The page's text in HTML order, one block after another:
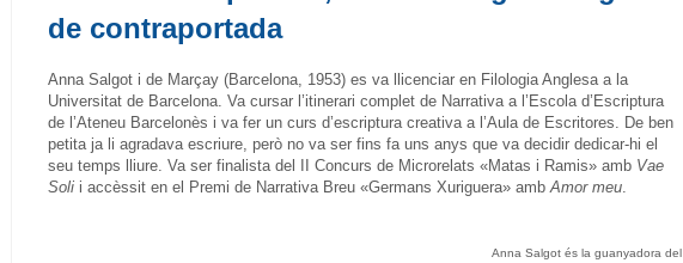
de contraportada
Anna Salgot i de Marçay (Barcelona, 1953) es va llicenciar en Filologia Anglesa a la
Universitat de Barcelona. Va cursar l’itinerari complet de Narrativa a l’Escola d’Escriptura
de l’Ateneu Barcelonès i va fer un curs d’escriptura creativa a l’Aula de Escritores. De ben
petita ja li agradava escriure, però no va ser fins fa uns anys que va decidir dedicar-hi el
seu temps lliure. Va ser finalista del II Concurs de Microrelats «Matas i Ramis» amb Vae
Soli i accèssit en el Premi de Narrativa Breu «Germans Xuriguera» ambAmor meu.
Anna Salgot és la guanyadora del